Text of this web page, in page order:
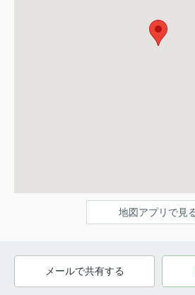
地図アプリで見
メールで共有する